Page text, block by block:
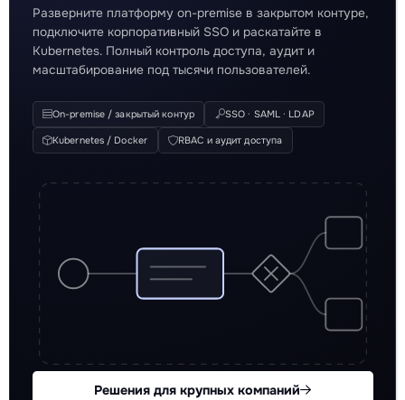
Разверните платформу on-premise в закрытом контуре,
подключите корпоративный SSO и раскатайте в
Kubernetes. Полный контроль доступа, аудит и
масштабирование под тысячи пользователей.
On-premise / закрытый контур SSO · SAML · LDAP
Kubernetes / Docker RBAC и аудит доступа
Решения для крупных компаний